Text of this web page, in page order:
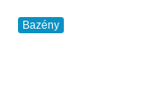
Bazény